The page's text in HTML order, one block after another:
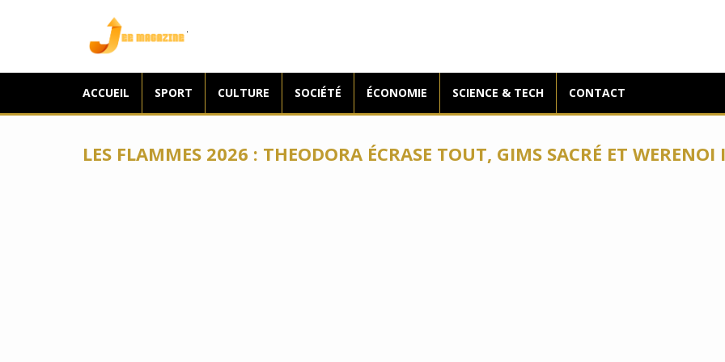
ACCUEIL SPORT CULTURE SOCIÉTÉ ÉCONOMIE SCIENCE & TECH CONTACT
LES FLAMMES 2026 : THEODORA ÉCRASE TOUT, GIMS SACRÉ ET